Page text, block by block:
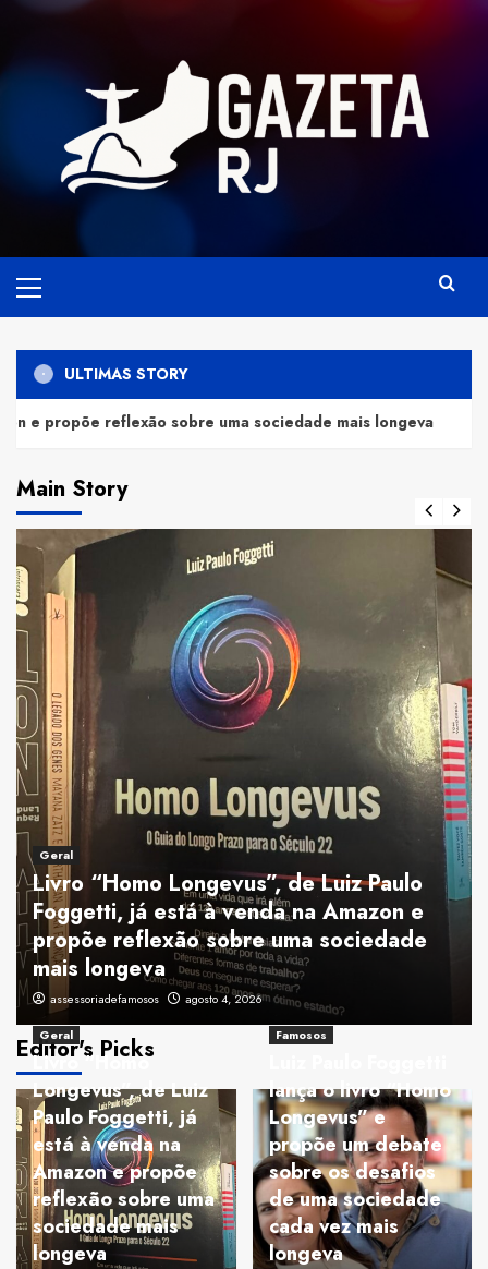
Skip
content
Menu
ULTIMAS STORY
sobre uma sociedade mais longeva Luiz Paulo
Main Story
Geral
Livro “Homo Longevus”, de Luiz Paulo
Foggetti, já está à venda na Amazon e
propõe reflexão sobre uma sociedade
mais longeva
assessoriadefamosos agosto 4, 2026
Editor's Picks
Geral
Livro “Homo
Longevus”, de Luiz
Paulo Foggetti, já
está à venda na
Amazon e propõe
reflexão sobre uma
sociedade mais
longeva
Famosos
lança o livro “Homo
Longevus” e
propõe um debate
sobre os desafios
de uma sociedade
cada vez mais
longeva